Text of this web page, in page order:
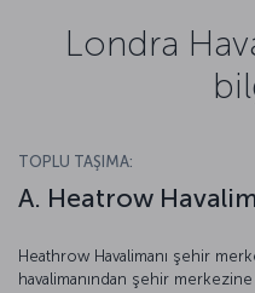
Londra
TOPLU TAŞIMA:
A. Heatrow
Heathrow Havalimanı şehir
havalimanından şehir